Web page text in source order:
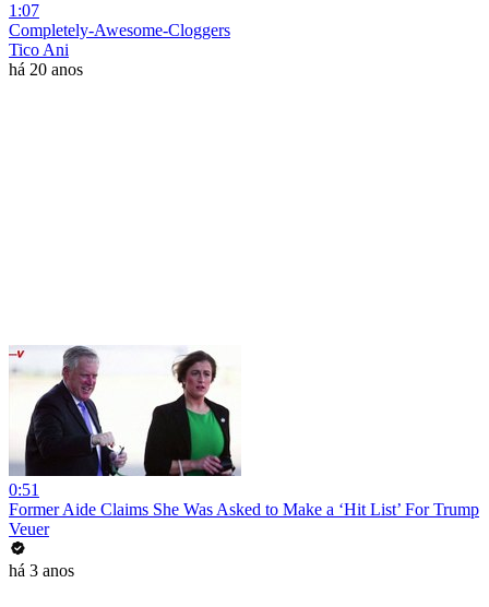
1:07
Completely-Awesome-Cloggers
Tico Ani
há 20 anos
0:51
Former Aide Claims She Was Asked to Make a ‘Hit List’ For Trump
Veuer
há 3 anos